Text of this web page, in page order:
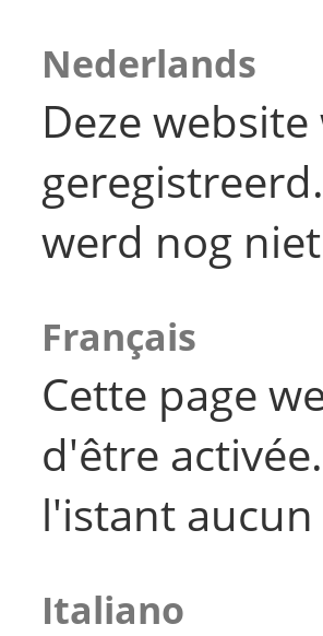
Nederlands
Deze
werd nog
Français
Cette page
d'être
l'istant
Italiano